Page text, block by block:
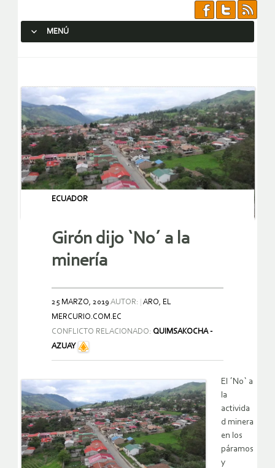
MENÚ
ECUADOR
Girón dijo `No´ a la
minería
25 MARZO, 2019 AUTOR:
ARO, EL
MERCURIO.COM.EC
CONFLICTO RELACIONADO: QUIMSAKOCHA -
AZUAY
El ´No` a
la
activida
d minera
en los
páramos
y